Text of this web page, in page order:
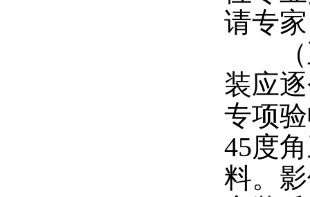
请专
（五
装应
专项
45度
料。